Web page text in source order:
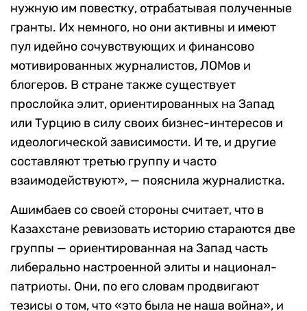
нужную им повестку, отрабатывая полученные
гранты. Их немного, но они активны и имеют
пул идейно сочувствующих и финансово
мотивированных журналистов, ЛОМов и
блогеров. В стране также существует
прослойка элит, ориентированных на Запад
или Турцию в силу своих бизнес-интересов и
идеологической зависимости. И те, и другие
составляют третью группу и часто
взаимодействуют», — пояснила журналистка.
Ашимбаев со своей стороны считает, что в
Казахстане ревизовать историю стараются две
группы — ориентированная на Запад часть
либерально настроенной элиты и национал-
патриоты. Они, по его словам продвигают
тезисы о том, что «это была не наша война», и